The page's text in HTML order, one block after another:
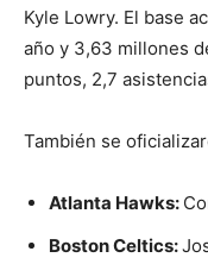
Kyle Lowry. El base
año y 3,63 millones
puntos, 2,7
También se
Atlanta Hawks:
Boston Celtics: